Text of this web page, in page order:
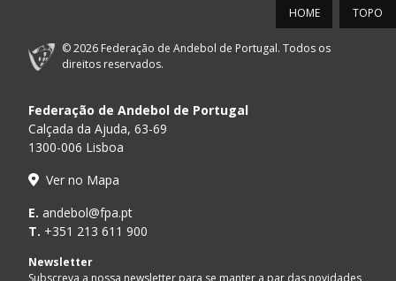
TOPO
HOME
© 2026 Federação de Andebol de Portugal. Todos os
direitos reservados.
Federação de Andebol de Portugal
Calçada da Ajuda, 63-69
1300-006 Lisboa
Ver no Mapa
E. andebol@fpa.pt
T. +351 213 611 900
Newsletter